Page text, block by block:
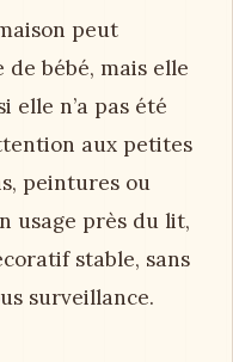
peut
bébé, mais elle
elle n’a pas été
aux petites
peintures ou
usage près du lit,
stable, sans
surveillance.